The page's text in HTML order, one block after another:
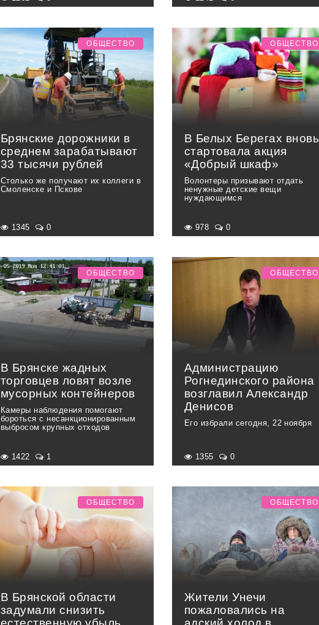
Брянские дорожники в
среднем зарабатывают
33 тысячи рублей
Столько же получают их коллеги в
Смоленске и Пскове
ОБЩЕСТВО
1345 0
В Белых Берегах вновь
стартовала акция
«Добрый шкаф»
Волонтеры призывают отдать
ненужные детские вещи
нуждающимся
ОБЩЕСТВО
978 0
В Брянске жадных
торговцев ловят возле
мусорных контейнеров
Камеры наблюдения помогают
бороться с несанкционированным
выбросом крупных отходов
ОБЩЕСТВО
1422 1
Администрацию
Рогнединского района
возглавил Александр
Денисов
Его избрали сегодня, 22 ноября
ОБЩЕСТВО
1355 0
В Брянской области
задумали снизить
ОБЩЕСТВО
Жители Унечи
пожаловались на
ОБЩЕСТВО